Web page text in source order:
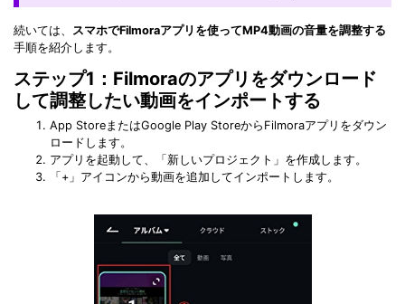
続いては、
スマホでFilmoraアプリを使ってMP4動画の音量を調整する
手順を紹介します。
ステップ1：Filmoraのアプリをダウンロード
して調整したい動画をインポートする
App StoreまたはGoogle Play StoreからFilmoraアプリをダウン
ロードします。
アプリを起動して、「新しいプロジェクト」を作成します。
「+」アイコンから動画を追加してインポートします。